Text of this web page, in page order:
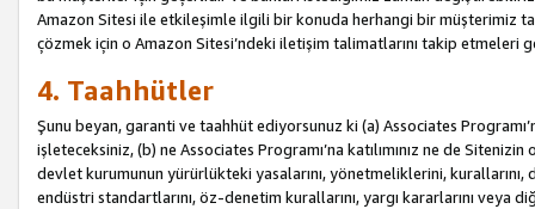
Amazon Sitesi ile etkileşimle ilgili bir konuda herhangi bir müşterimiz
çözmek için o Amazon Sitesi’ndeki iletişim talimatlarını takip etmeleri
4. Taahhütler
Şunu beyan, garanti ve taahhüt ediyorsunuz ki (a) Associates
işleteceksiniz, (b) ne Associates Programı’na katılımınız ne de
devlet kurumunun yürürlükteki yasalarını, yönetmeliklerini,
endüstri standartlarını, öz-denetim kurallarını, yargı kararlarını